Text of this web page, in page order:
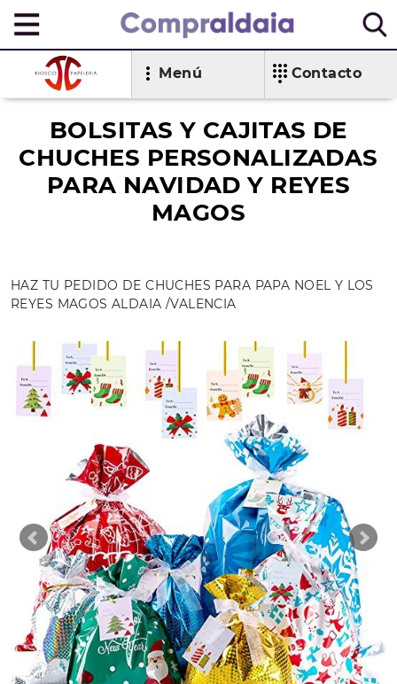
Menú Contacto
BOLSITAS Y CAJITAS DE
CHUCHES PERSONALIZADAS
PARA NAVIDAD Y REYES
MAGOS
HAZ TU PEDIDO DE CHUCHES PARA PAPA NOEL Y LOS
REYES MAGOS ALDAIA /VALENCIA